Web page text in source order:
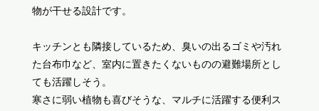
物が干せる設計です。
キッチンとも隣接しているため、臭いの出るゴミや汚れ
た台布巾など、室内に置きたくないものの避難場所とし
ても活躍しそう。
寒さに弱い植物も喜びそうな、マルチに活躍する便利ス